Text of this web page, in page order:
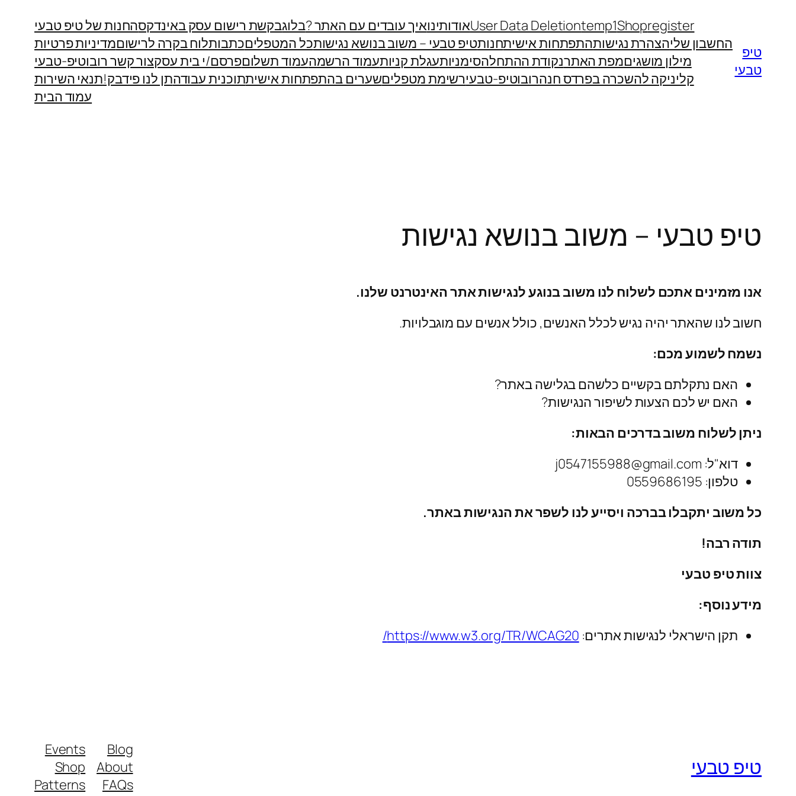
טיפ
טבעי
register
Shop
temp1
User Data Deletionאודותינואיך עובדים עם האתר ?בלוגבקשת רישום עסק באינדקסהחנות של טיפ טבעי
החשבון שליהצהרת נגישותהתפתחות אישיתחנותטיפ טבעי – משוב בנושא נגישותכל המטפליםכתבותלוח בקרה לרישוםמדיניות פרטיות
מילון מושגיםמפת האתרנקודת ההתחלהסימניותעגלת קניותעמוד הרשמהעמוד תשלוםפרסם/י בית עסקצור קשר רובוטיפ-טבעי
קליניקה להשכרה בפרדס חנהרובוטיפ-טבעירשימת מטפליםשערים בהתפתחות אישיתתוכנית עבודהתן לנו פידבק!תנאי השירות
עמוד הבית
טיפ טבעי – משוב בנושא נגישות
אנו מזמינים אתכם לשלוח לנו משוב בנוגע לנגישות אתר האינטרנט שלנו.
חשוב לנו שהאתר יהיה נגיש לכלל האנשים, כולל אנשים עם מוגבלויות.
נשמח לשמוע מכם:
האם נתקלתם בקשיים כלשהם בגלישה באתר?
האם יש לכם הצעות לשיפור הנגישות?
ניתן לשלוח משוב בדרכים הבאות:
דוא"ל: j0547155988@gmail.com
טלפון: 0559686195
כל משוב יתקבלו בברכה ויסייע לנו לשפר את הנגישות באתר.
תודה רבה!
צוות טיפ טבעי
מידע נוסף:
תקן הישראלי לנגישות אתרים: https://www.w3.org/TR/WCAG20/
טיפ טבעי
Blog
About
FAQs
Events
Shop
Patterns